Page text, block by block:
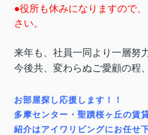
●役所も休みになりますので
さい。
来年も、社員一同より一層努
今後共、変わらぬご愛顧の程
お部屋探し応援します！！
多摩センター・聖蹟桜ヶ丘の賃
紹介はアイワリビングにお任せ